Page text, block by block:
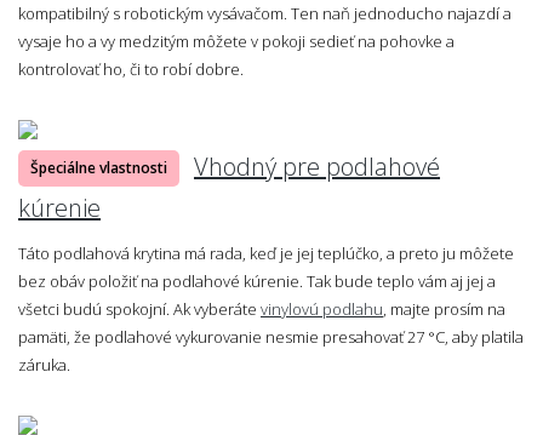
kompatibilný s robotickým vysávačom. Ten naň jednoducho najazdí a
vysaje ho a vy medzitým môžete v pokoji sedieť na pohovke a
kontrolovať ho, či to robí dobre.
Špeciálne vlastnosti
Vhodný pre podlahové
kúrenie
Táto podlahová krytina má rada, keď je jej teplúčko, a preto ju môžete
bez obáv položiť na podlahové kúrenie. Tak bude teplo vám aj jej a
všetci budú spokojní. Ak vyberáte vinylovú podlahu, majte prosím na
pamäti, že podlahové vykurovanie nesmie presahovať 27 °C, aby platila
záruka.